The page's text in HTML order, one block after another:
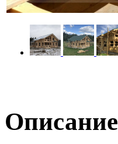
Описание